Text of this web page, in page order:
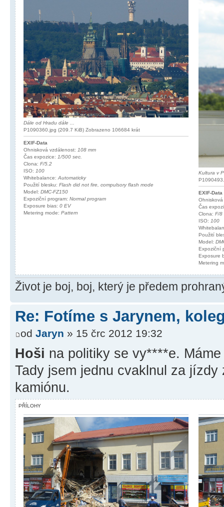
Dále od Hradu dále ...
P1090360.jpg (209.7 KiB) Zobrazeno 106684 krát
EXIF-Data
Ohnisková vzdálenost: 108 mm
Čas expozice: 1/500 sec.
Clona: F/5.2
ISO: 100
Whitebalance: Automaticky
Použití blesku: Flash did not fire, compulsory flash mode
Model: DMC-FZ150
Expoziční program: Normal program
Exposure bias: 0 EV
Metering mode: Pattern
Kultura v
EXIF-Data
Čas
Clona: F/8
ISO: 100
Použití
Model:
Expoziční
Exposure
Metering
Život je boj, boj, který je předem
Re: Fotíme s Jarynem,
od Jaryn » 15 črc 2012 19:32
Hoši na politiky se vy****e.
Tady jsem jednu cvaklnul za
kamiónu.
PŘÍLOHY